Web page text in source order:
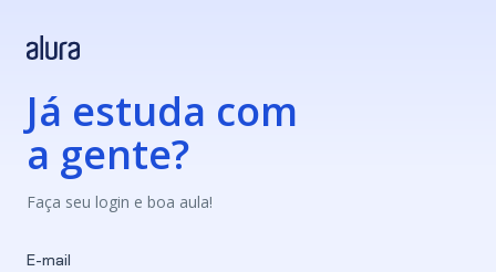
Já estuda com
a gente?
Faça seu login e boa aula!
E-mail